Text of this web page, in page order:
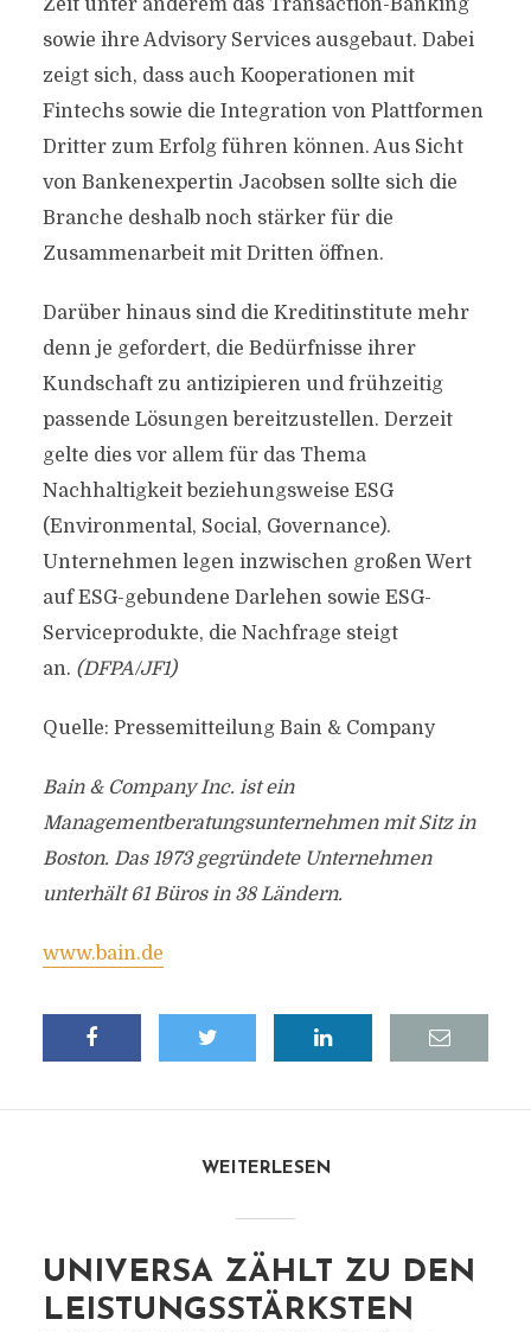
Zeit unter anderem das Transaction-Banking
sowie ihre Advisory Services ausgebaut. Dabei
zeigt sich, dass auch Kooperationen mit
Fintechs sowie die Integration von Plattformen
Dritter zum Erfolg führen können. Aus Sicht
von Bankenexpertin Jacobsen sollte sich die
Branche deshalb noch stärker für die
Zusammenarbeit mit Dritten öffnen.
Darüber hinaus sind die Kreditinstitute mehr
denn je gefordert, die Bedürfnisse ihrer
Kundschaft zu antizipieren und frühzeitig
passende Lösungen bereitzustellen. Derzeit
gelte dies vor allem für das Thema
Nachhaltigkeit beziehungsweise ESG
(Environmental, Social, Governance).
Unternehmen legen inzwischen großen Wert
auf ESG-gebundene Darlehen sowie ESG-
Serviceprodukte, die Nachfrage steigt
an. (DFPA/JF1)
Quelle: Pressemitteilung Bain & Company
Bain & Company Inc. ist ein
Managementberatungsunternehmen mit Sitz in
Boston. Das 1973 gegründete Unternehmen
unterhält 61 Büros in 38 Ländern.
www.bain.de
WEITERLESEN
UNIVERSA ZÄHLT ZU DEN
LEISTUNGSSTÄRKSTEN